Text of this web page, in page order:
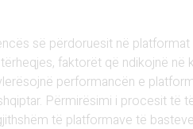
së përdoruesit në
faktorët që ndikojnë
performancën e
Përmirësimi i procesit të
të platformave të